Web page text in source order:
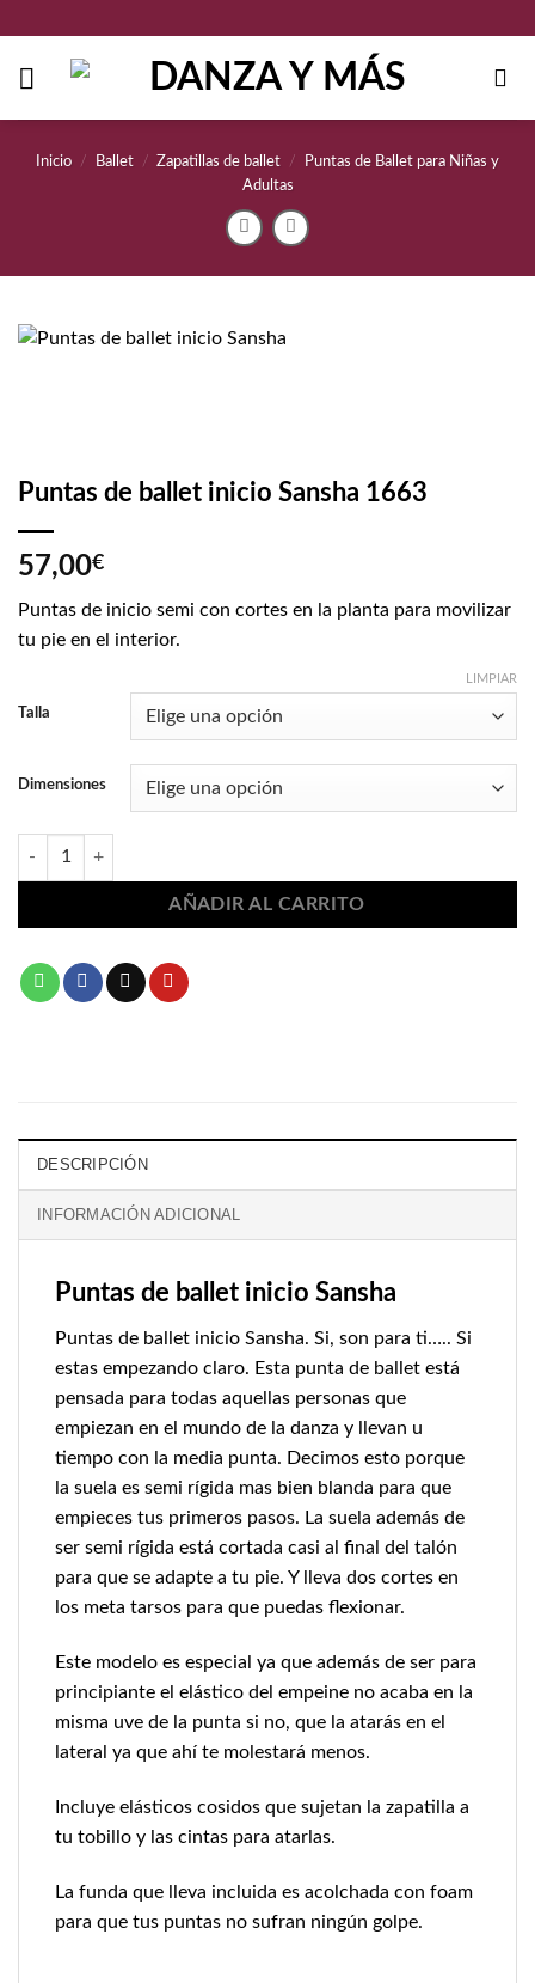
contenido
Inicio / Ballet / Zapatillas de ballet /
Puntas de Ballet para Niñas y
Adultas
Puntas de ballet inicio Sansha 1663
57,00€
Puntas de inicio semi con cortes en la planta para movilizar
tu pie en el interior.
Talla
Dimensiones
LIMPIAR
Puntas de ballet inicio Sansha 1663 cantidad
AÑADIR AL CARRITO
DESCRIPCIÓN
INFORMACIÓN ADICIONAL
Puntas de ballet inicio Sansha
Puntas de ballet inicio Sansha. Si, son para ti….. Si
estas empezando claro. Esta punta de ballet está
pensada para todas aquellas personas que
empiezan en el mundo de la danza y llevan u
tiempo con la media punta. Decimos esto porque
la suela es semi rígida mas bien blanda para que
empieces tus primeros pasos. La suela además de
ser semi rígida está cortada casi al final del talón
para que se adapte a tu pie. Y lleva dos cortes en
los meta tarsos para que puedas flexionar.
Este modelo es especial ya que además de ser para
principiante el elástico del empeine no acaba en la
misma uve de la punta si no, que la atarás en el
lateral ya que ahí te molestará menos.
Incluye elásticos cosidos que sujetan la zapatilla a
tu tobillo y las cintas para atarlas.
La funda que lleva incluida es acolchada con foam
para que tus puntas no sufran ningún golpe.